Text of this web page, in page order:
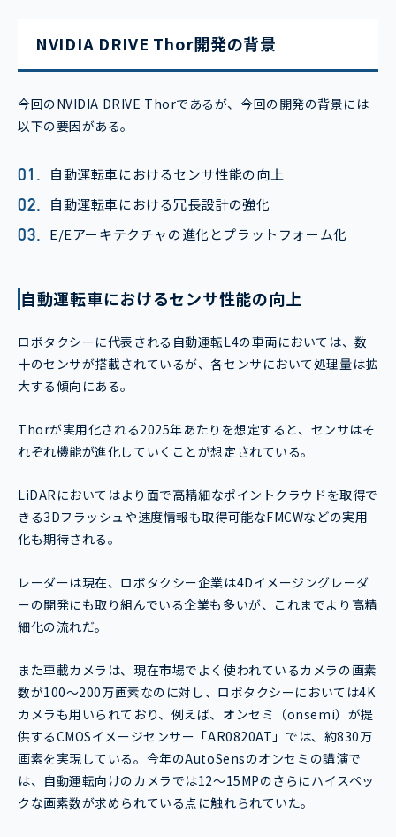
NVIDIA DRIVE Thor開発の背景
今回のNVIDIA DRIVE Thorであるが、今回の開発の背景には
以下の要因がある。
自動運転車におけるセンサ性能の向上
自動運転車における冗長設計の強化
E/Eアーキテクチャの進化とプラットフォーム化
自動運転車におけるセンサ性能の向上
ロボタクシーに代表される自動運転L4の車両においては、数
十のセンサが搭載されているが、各センサにおいて処理量は拡
大する傾向にある。
Thorが実用化される2025年あたりを想定すると、センサはそ
れぞれ機能が進化していくことが想定されている。
LiDARにおいてはより面で高精細なポイントクラウドを取得で
きる3Dフラッシュや速度情報も取得可能なFMCWなどの実用
化も期待される。
レーダーは現在、ロボタクシー企業は4Dイメージングレーダ
ーの開発にも取り組んでいる企業も多いが、これまでより高精
細化の流れだ。
また車載カメラは、現在市場でよく使われているカメラの画素
数が100～200万画素なのに対し、ロボタクシーにおいては4K
カメラも用いられており、例えば、オンセミ（onsemi）が提
供するCMOSイメージセンサー「AR0820AT」では、約830万
画素を実現している。今年のAutoSensのオンセミの講演で
は、自動運転向けのカメラでは12～15MPのさらにハイスペッ
クな画素数が求められている点に触れられていた。